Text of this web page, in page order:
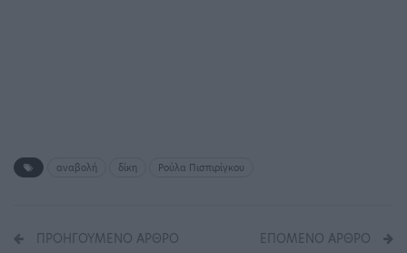
αναβολή δίκη Ρούλα Πισπιρίγκου
ΠΡΟΗΓΟΎΜΕΝΟ ΆΡΘΡΟ ΕΠΌΜΕΝΟ ΆΡΘΡΟ